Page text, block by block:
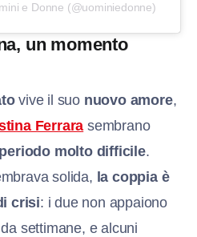
e Donne (@uominiedonne)
un momento
vive il suo nuovo amore,
Ferrara sembrano
molto difficile.
solida, la coppia è
crisi: i due non appaiono
da settimane, e alcuni